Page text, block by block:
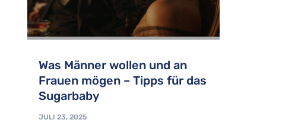
Was Männer wollen und an
Frauen mögen – Tipps für das
Sugarbaby
JULI 23, 2025